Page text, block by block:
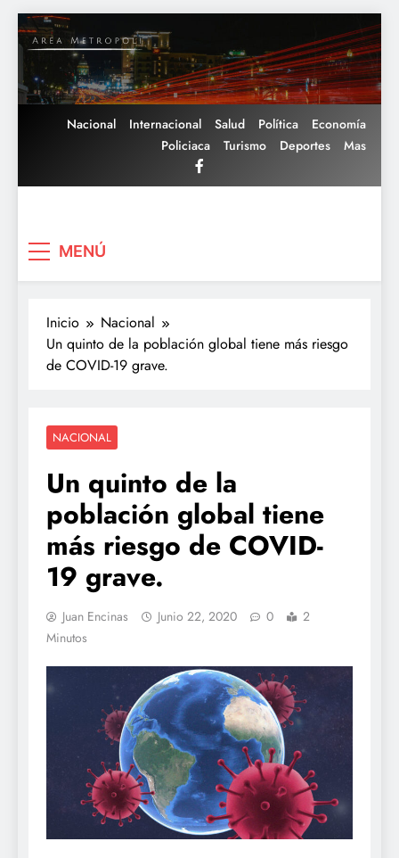
Saltar
al
contenido
Nacional Internacional Salud Política
Economía
Policiaca
Turismo Deportes Mas
MENÚ
Inicio
Nacional
Un quinto de la población global tiene más riesgo
de COVID-19 grave.
NACIONAL
Un quinto de la
población global tiene
más riesgo de COVID-
19 grave.
Juan Encinas Junio 22, 2020 0
2
Minutos